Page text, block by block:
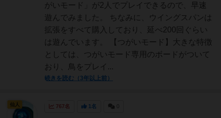
がいモード」が2人でプレイできるので、早速
遊んでみました。 ちなみに、ウイングスパンは
拡張をすべて購入しており、延べ200回ぐらい
は遊んでいます。 【つがいモード】大きな特徴
としては、つがいモード専用のボードがついて
おり、鳥をプレイ...
続きを読む（3年以上前）
767名 1名
仙人